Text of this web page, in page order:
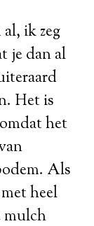
ik zeg
je dan al
Het is
het
Als
heel
mulch